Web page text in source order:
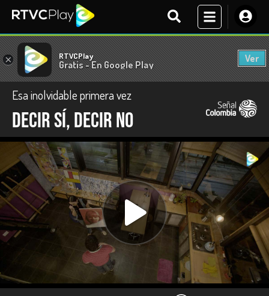
× RTVCPlay
Gratis - En Google Play
Ver
Esa inolvidable primera vez
Decir sí, decir no